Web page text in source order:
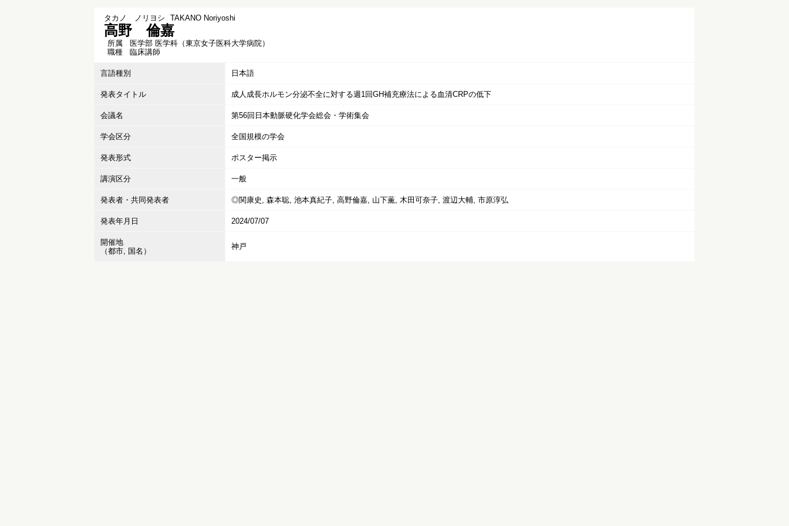
タカノ ノリヨシ TAKANO Noriyoshi
高野 倫嘉
所属
医学部 医学科（東京女子医科大学病院）
職種
臨床講師
言語種別 日本語
発表タイトル 成人成長ホルモン分泌不全に対する週1回GH補充療法による血清CRPの低下
会議名 第56回日本動脈硬化学会総会・学術集会
学会区分 全国規模の学会
発表形式 ポスター掲示
講演区分 一般
発表者・共同発表者 ◎関康史, 森本聡, 池本真紀子, 高野倫嘉, 山下薫, 木田可奈子, 渡辺大輔, 市原淳弘
発表年月日 2024/07/07
開催地
（都市, 国名）
神戸